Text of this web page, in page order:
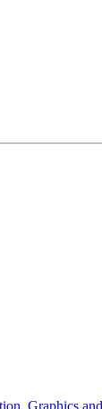
Graphics